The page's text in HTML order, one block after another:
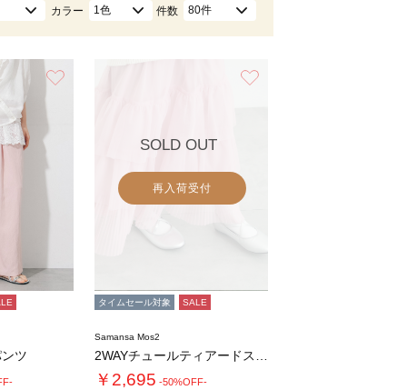
カラー 1色 件数 80件
ツ
SOLD OUT
再入荷受付
タイムセール対象 SALE
Samansa Mos2
￥2,695 -50%OFF-